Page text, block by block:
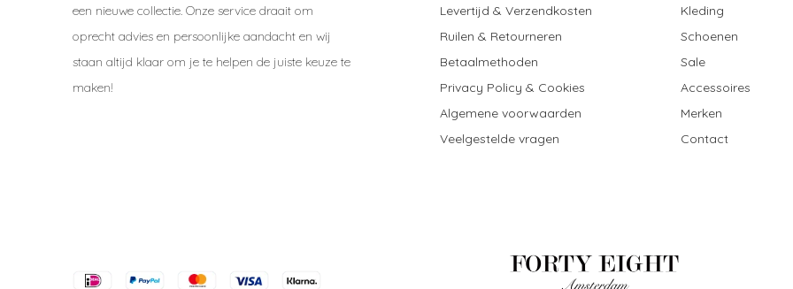
een nieuwe collectie. Onze service draait om
oprecht advies en persoonlijke aandacht en wij
staan altijd klaar om je te helpen de juiste keuze te
maken!
Levertijd & Verzendkosten
Ruilen & Retourneren
Betaalmethoden
Privacy Policy & Cookies
Algemene voorwaarden
Veelgestelde vragen
Kleding
Schoenen
Sale
Accessoires
Merken
Contact